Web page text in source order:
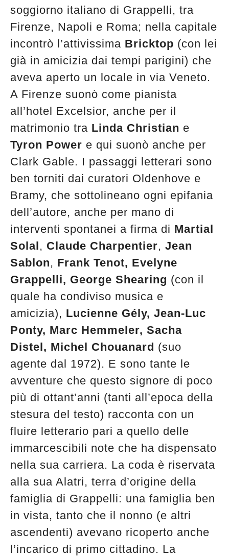
soggiorno italiano di Grappelli, tra
Firenze, Napoli e Roma; nella capitale
incontrò l’attivissima Bricktop (con lei
già in amicizia dai tempi parigini) che
aveva aperto un locale in via Veneto.
A Firenze suonò come pianista
all’hotel Excelsior, anche per il
matrimonio tra Linda Christian e
Tyron Power e qui suonò anche per
Clark Gable. I passaggi letterari sono
ben torniti dai curatori Oldenhove e
Bramy, che sottolineano ogni epifania
dell’autore, anche per mano di
interventi spontanei a firma di Martial
Solal, Claude Charpentier, Jean
Sablon, Frank Tenot, Evelyne
Grappelli, George Shearing (con il
quale ha condiviso musica e
amicizia), Lucienne Gély, Jean-Luc
Ponty, Marc Hemmeler, Sacha
Distel, Michel Chouanard (suo
agente dal 1972). E sono tante le
avventure che questo signore di poco
più di ottant’anni (tanti all’epoca della
stesura del testo) racconta con un
fluire letterario pari a quello delle
immarcescibili note che ha dispensato
nella sua carriera. La coda è riservata
alla sua Alatri, terra d’origine della
famiglia di Grappelli: una famiglia ben
in vista, tanto che il nonno (e altri
ascendenti) avevano ricoperto anche
l’incarico di primo cittadino. La